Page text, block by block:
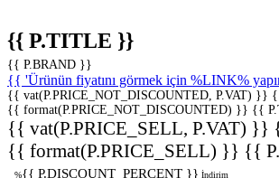
{{ P.TITLE }}
{{ P.BRAND }}
{{ 'Ürünün fiyatını görmek için %LINK%
{{ vat(P.PRICE_NOT_DISCOUNTED, P.VAT) }}
{{ format(P.PRICE_NOT_DISCOUNTED) }} {{
{{ vat(P.PRICE_SELL, P.VAT) }}
{{ format(P.PRICE_SELL) }} {{
%{{ P.DISCOUNT_PERCENT }} İndirim